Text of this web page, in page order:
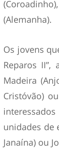
(Alemanha).
Os jovens
Reparos
Madeira
Cristóvão)
unidades de
Janaína) ou